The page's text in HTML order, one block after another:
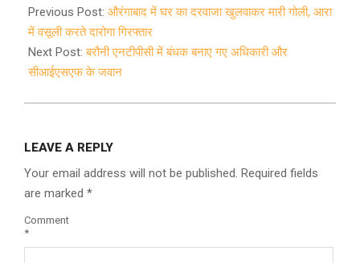
01-
20
Previous Post: औरंगाबाद में घर का दरवाजा खुलवाकर मारी गोली, आरा
में वसूली करते दारोगा गिरफ्तार
Next Post:बरौनी एनटीपीसी में बंधक बनाए गए अधिकारी और
सीआईएसएफ के जवान
LEAVE A REPLY
Your email address will not be published. Required fields
are marked *
Comment
*